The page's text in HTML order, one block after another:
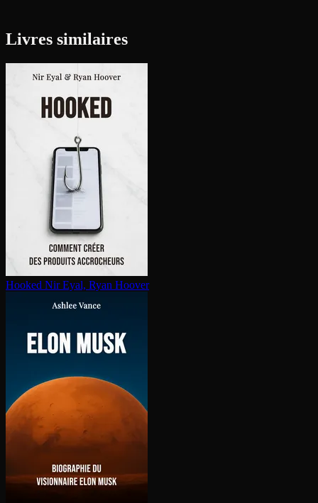
Livres similaires
Hooked Nir Eyal, Ryan Hoover